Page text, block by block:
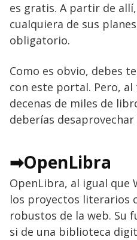
es gratis. A partir de
cualquiera de sus
obligatorio.
Como es obvio, debes
con este portal. Pero,
decenas de miles de
deberías
➡OpenLibra
OpenLibra, al igual que
los proyectos literarios
robustos de la web. Su
si de una biblioteca